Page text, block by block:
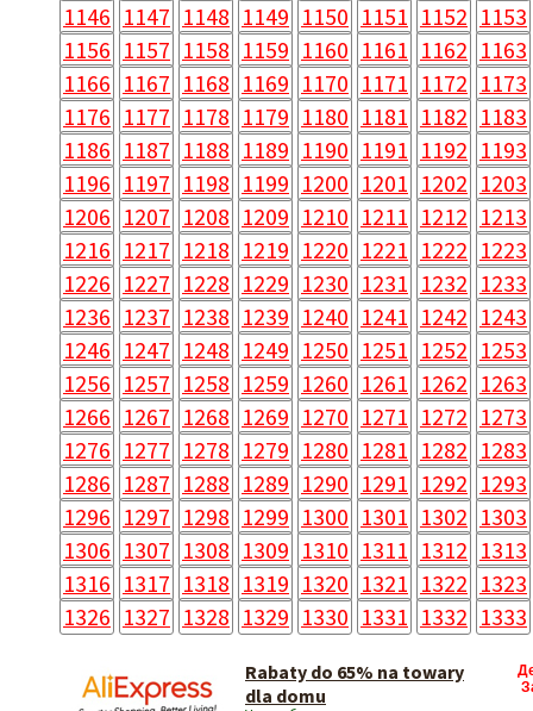
1146 1147 1148 1149 1150 1151 1152 1153
1156 1157 1158 1159 1160 1161 1162 1163
1166 1167 1168 1169 1170 1171 1172 1173
1176 1177 1178 1179 1180 1181 1182 1183
1186 1187 1188 1189 1190 1191 1192 1193
1196 1197 1198 1199 1200 1201 1202 1203
1206 1207 1208 1209 1210 1211 1212 1213
1216 1217 1218 1219 1220 1221 1222 1223
1226 1227 1228 1229 1230 1231 1232 1233
1236 1237 1238 1239 1240 1241 1242 1243
1246 1247 1248 1249 1250 1251 1252 1253
1256 1257 1258 1259 1260 1261 1262 1263
1266 1267 1268 1269 1270 1271 1272 1273
1276 1277 1278 1279 1280 1281 1282 1283
1286 1287 1288 1289 1290 1291 1292 1293
1296 1297 1298 1299 1300 1301 1302 1303
1306 1307 1308 1309 1310 1311 1312 1313
1316 1317 1318 1319 1320 1321 1322 1323
1326 1327 1328 1329 1330 1331 1332 1333
Rabaty do 65% na towary
dla domu